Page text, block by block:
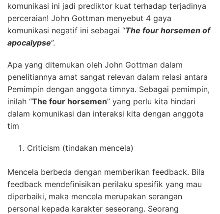
komunikasi ini jadi prediktor kuat terhadap terjadinya
perceraian! John Gottman menyebut 4 gaya
komunikasi negatif ini sebagai “The four horsemen of
apocalypse”.
Apa yang ditemukan oleh John Gottman dalam
penelitiannya amat sangat relevan dalam relasi antara
Pemimpin dengan anggota timnya. Sebagai pemimpin,
inilah “The four horsemen” yang perlu kita hindari
dalam komunikasi dan interaksi kita dengan anggota
tim
Criticism (tindakan mencela)
Mencela berbeda dengan memberikan feedback. Bila
feedback mendefinisikan perilaku spesifik yang mau
diperbaiki, maka mencela merupakan serangan
personal kepada karakter seseorang. Seorang